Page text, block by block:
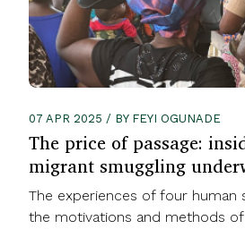
07 APR 2025 / BY FEYI OGUNADE
The price of passage:
migrant smuggling
The experiences of four human
the motivations and methods of